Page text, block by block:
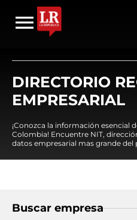
DIRECTORIO
EMPRESARIAL
¡Conozca la información esencial
Colombia! Encuentre NIT,
datos empresarial mas grande del
Buscar empresa